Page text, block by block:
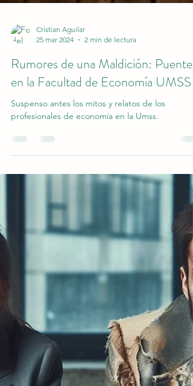
25 mar 2024
2 min de lectura
Rumores de una Maldición: Puente
en la Facultad de Economía UMSS
profesionales de economía en la Umss.